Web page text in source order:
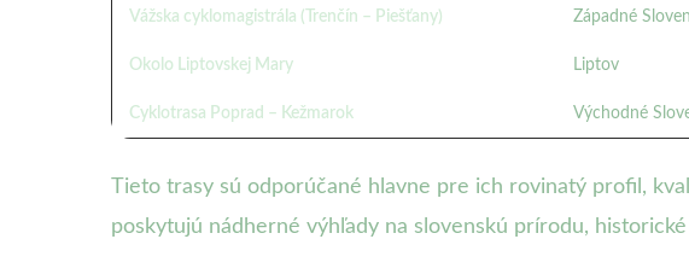
Vážska cyklomagistrála (Trenčín – Piešťany) Západné
Okolo Liptovskej Mary Liptov
Cyklotrasa Poprad – Kežmarok Východné
Tieto trasy sú odporúčané hlavne pre ich rovinatý profil,
poskytujú nádherné výhľady na slovenskú prírodu,